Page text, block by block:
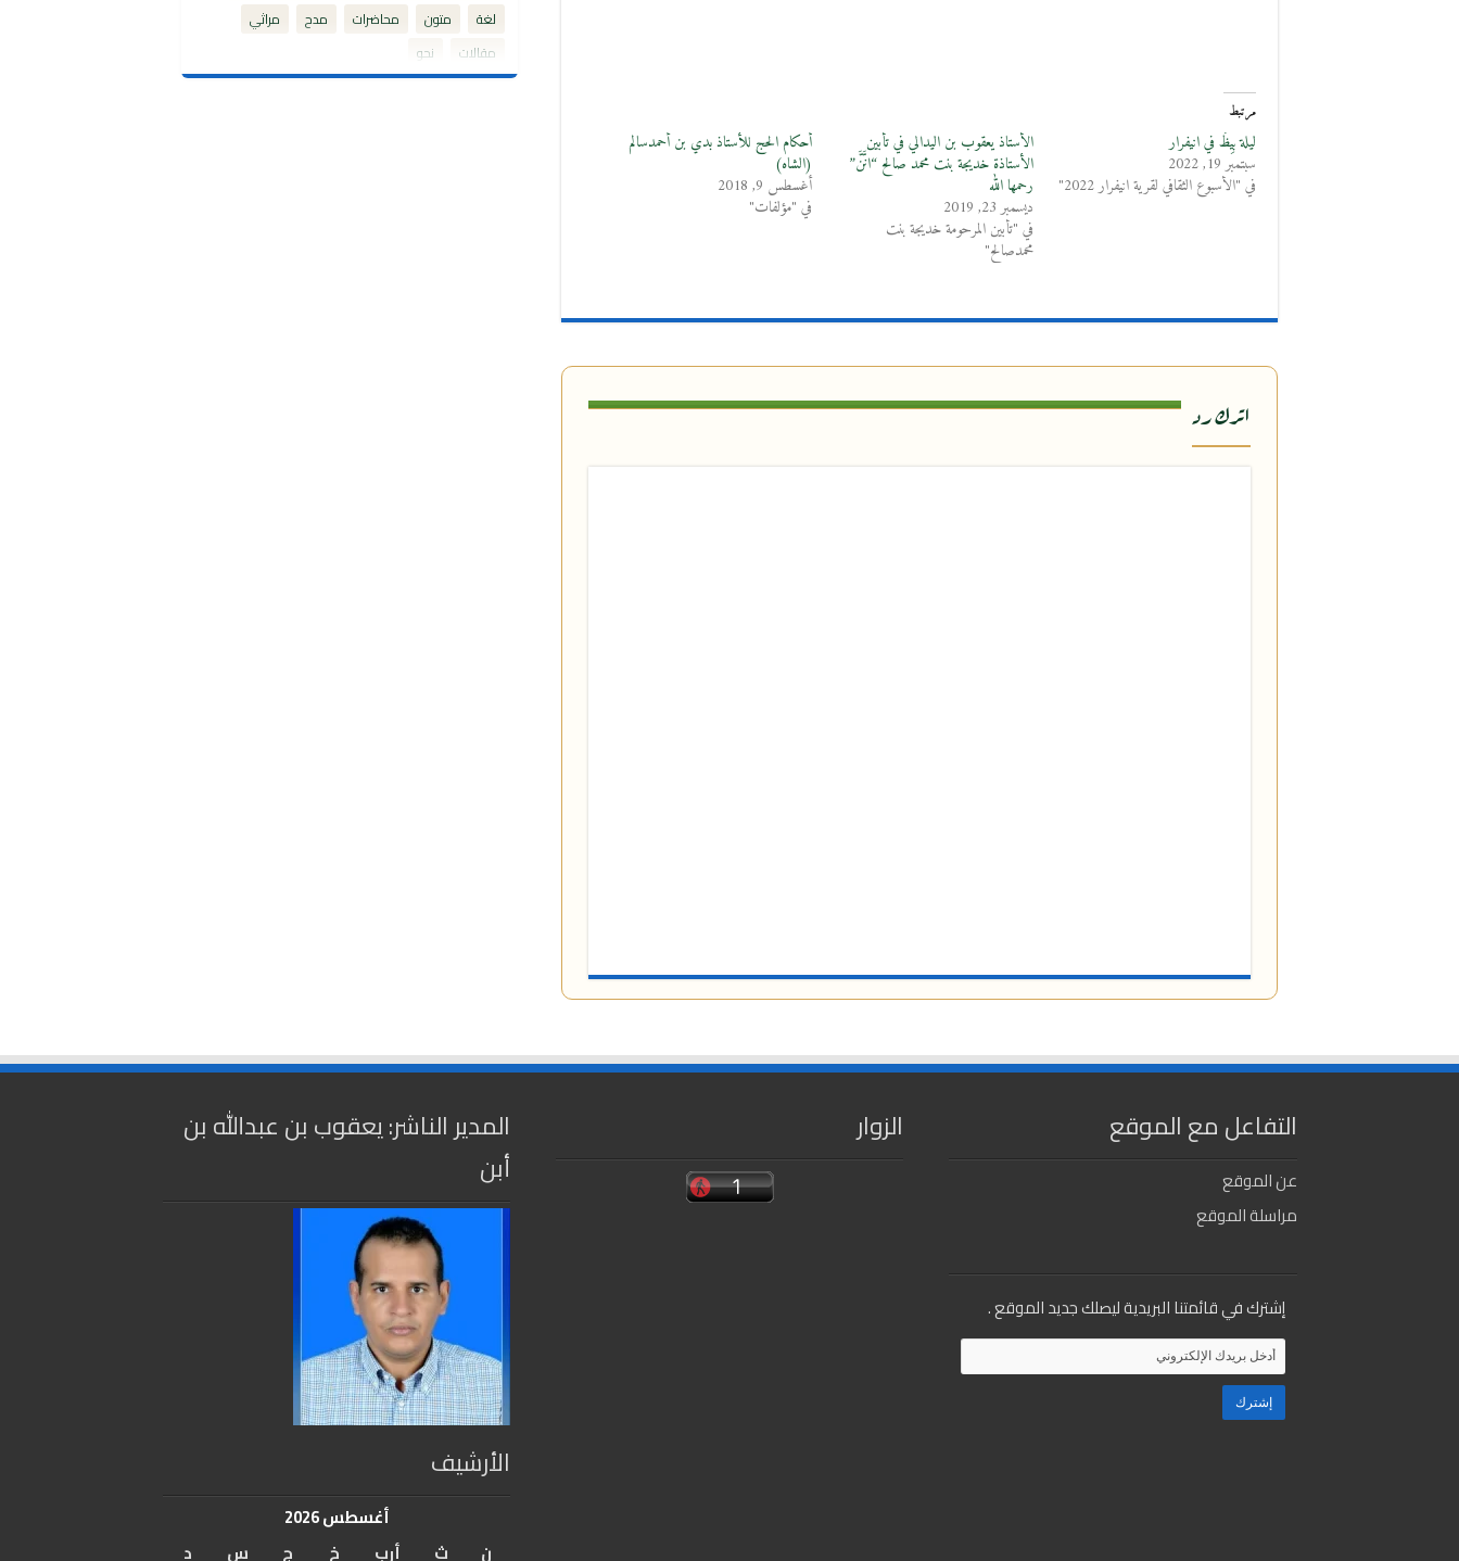
مرتبط
ليلة بِيظَ في انيفرار
سبتمبر 19, 2022
في "الأسبوع الثقافي لقرية انيفرار 2022"
الأستاذ يعقوب بن اليدالي في تأبين
الأستاذة خديجة بنت محمد صالح “انَّنَّ”
رحمها الله
ديسمبر 23, 2019
في "تأبين المرحومة خديجة بنت
محمدصالح"
أحكام الحج للأستاذ بدي بن أحمدسالم
(الشاه)
أغسطس 9, 2018
في "مؤلفات"
اترك رد
لغة
متون محاضرات مدح
مراثي
مقالات
نحو
التفاعل مع الموقع
عن الموقع
مراسلة الموقع
إشترك في قائمتنا البريدية ليصلك جديد الموقع .
الزوار
المدير الناشر: يعقوب بن عبدالله بن
أبن
الأرشيف
أغسطس 2026
ن
ث أرب خ ج س د